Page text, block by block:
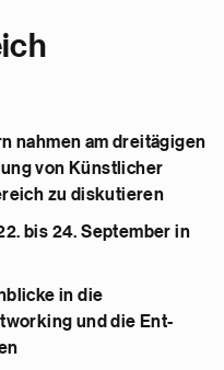
nahmen am dreitägigen
von Künstlicher
zu diskutieren
bis 24. September in
in die
und die Ent-